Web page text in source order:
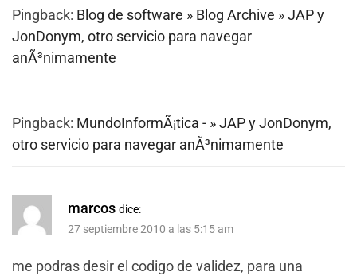
Pingback: Blog de software » Blog Archive » JAP y
JonDonym, otro servicio para navegar
anÃ³nimamente
Pingback: MundoInformÃ¡tica - » JAP y JonDonym,
otro servicio para navegar anÃ³nimamente
marcos dice:
27 septiembre 2010 a las 5:15 am
me podras desir el codigo de validez, para una